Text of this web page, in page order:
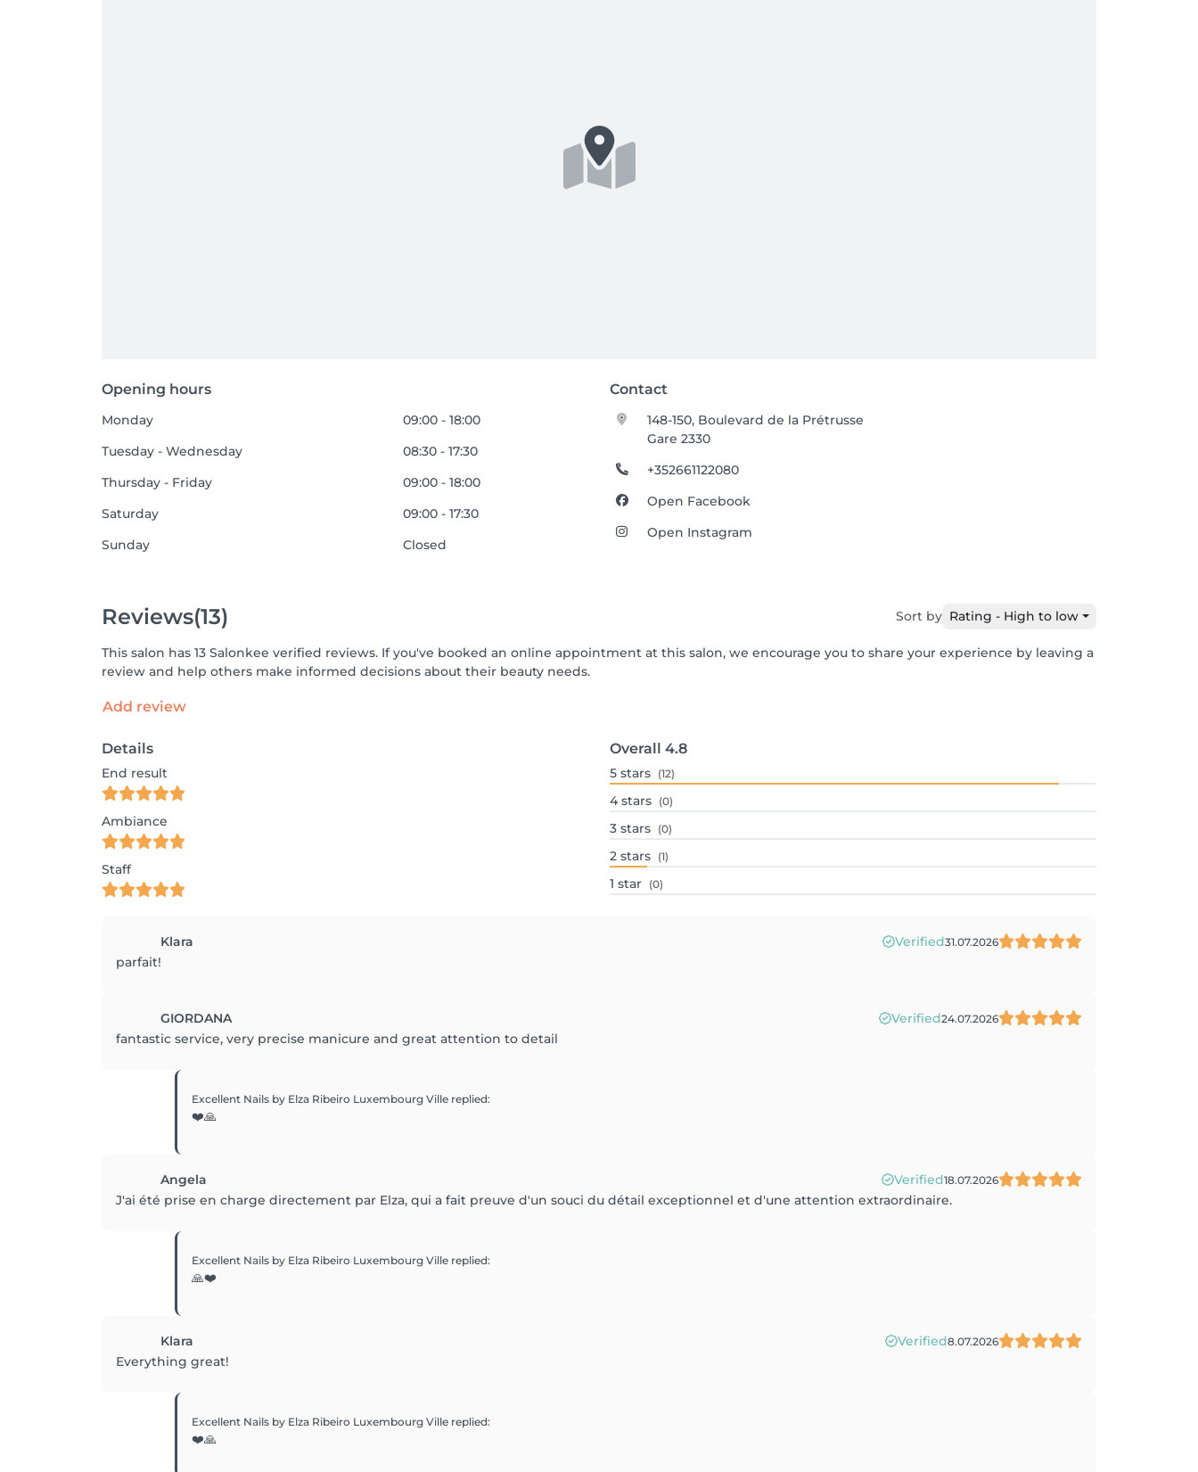
Opening hours Contact
Monday
09:00 - 18:00
Tuesday - Wednesday
08:30 - 17:30
Thursday - Friday
09:00 - 18:00
Saturday
09:00 - 17:30
Sunday
Closed
148-150, Boulevard de la Prétrusse
Gare 2330
+352661122080
Open Facebook
Open Instagram
Reviews(13) Sort by Rating - High to low
This salon has 13 Salonkee verified reviews. If you've booked an online appointment at this salon, we encourage you to share your experience by leaving a
review and help others make informed decisions about their beauty needs.
Add review
Details
End result
Ambiance
Staff
Overall 4.8
5 stars (12)
4 stars (0)
3 stars (0)
2 stars (1)
1 star (0)
Klara Verified31.07.2026
parfait!
GIORDANA Verified24.07.2026
fantastic service, very precise manicure and great attention to detail
Excellent Nails by Elza Ribeiro Luxembourg Ville replied:
❤️🙏
Angela Verified18.07.2026
J'ai été prise en charge directement par Elza, qui a fait preuve d'un souci du détail exceptionnel et d'une attention extraordinaire.
Excellent Nails by Elza Ribeiro Luxembourg Ville replied:
🙏❤️
Klara Verified8.07.2026
Everything great!
Excellent Nails by Elza Ribeiro Luxembourg Ville replied:
❤️🙏